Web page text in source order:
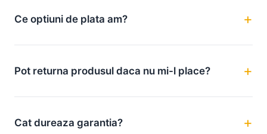
Ce optiuni de plata am?
Pot returna produsul daca nu mi-l place?
Cat dureaza garantia?